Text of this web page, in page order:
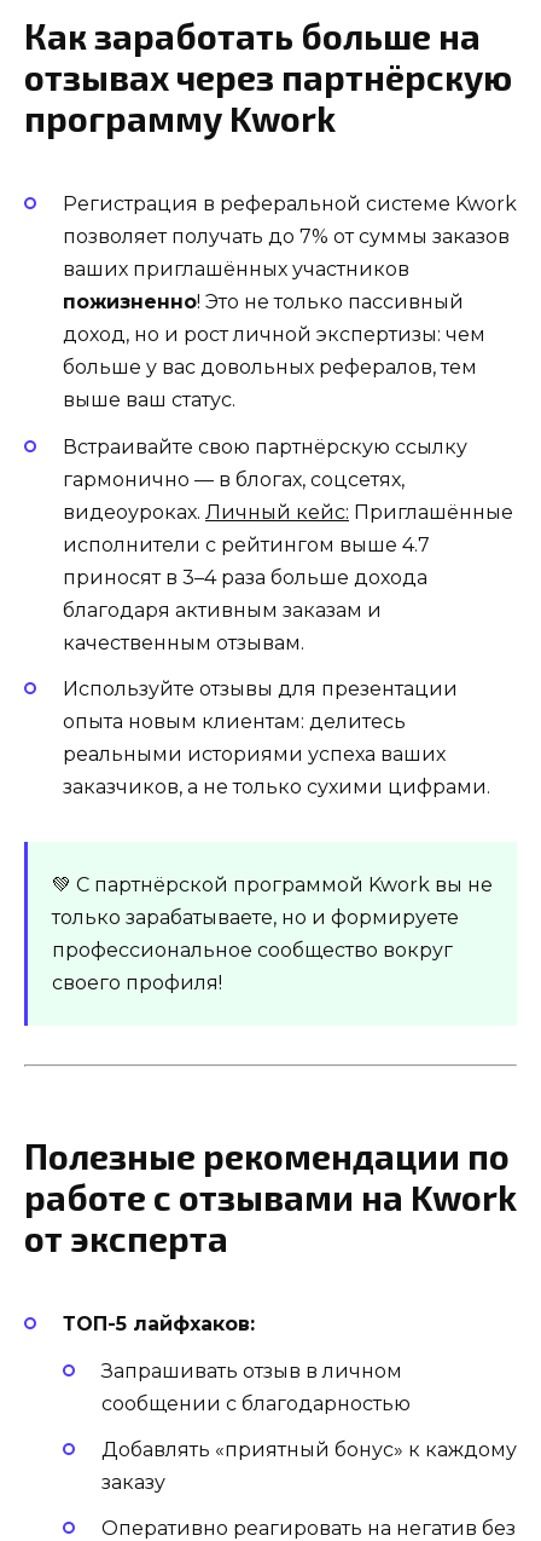
Как заработать больше на
отзывах через партнёрскую
программу Kwork
Регистрация в реферальной системе Kwork
позволяет получать до 7% от суммы заказов
ваших приглашённых участников
пожизненно! Это не только пассивный
доход, но и рост личной экспертизы: чем
больше у вас довольных рефералов, тем
выше ваш статус.
Встраивайте свою партнёрскую ссылку
гармонично — в блогах, соцсетях,
видеоуроках. Личный кейс: Приглашённые
исполнители с рейтингом выше 4.7
приносят в 3–4 раза больше дохода
благодаря активным заказам и
качественным отзывам.
Используйте отзывы для презентации
опыта новым клиентам: делитесь
реальными историями успеха ваших
заказчиков, а не только сухими цифрами.
💚 С партнёрской программой Kwork вы не
только зарабатываете, но и формируете
профессиональное сообщество вокруг
своего профиля!
Полезные рекомендации по
работе с отзывами на Kwork
от эксперта
ТОП-5 лайфхаков:
Запрашивать отзыв в личном
сообщении с благодарностью
Добавлять «приятный бонус» к каждому
заказу
Оперативно реагировать на негатив без